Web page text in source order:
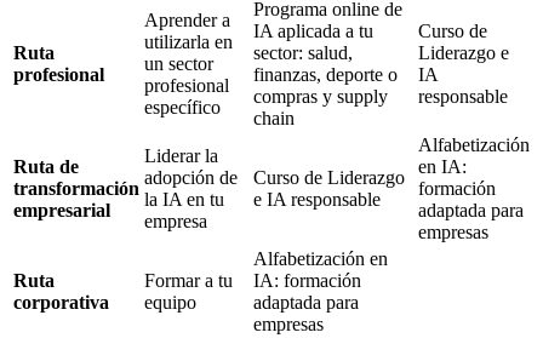
Ruta
profesional
Aprender a
utilizarla en
un sector
profesional
específico
Programa online de
IA aplicada a tu
sector: salud,
finanzas, deporte o
compras y supply
chain
Curso de
Liderazgo e
IA
responsable
Ruta de
transformación
empresarial
Liderar la
adopción de
la IA en tu
empresa
Curso de Liderazgo
e IA responsable
Alfabetización
en IA:
formación
adaptada para
empresas
Ruta
corporativa
Formar a tu
equipo
Alfabetización en
IA: formación
adaptada para
empresas